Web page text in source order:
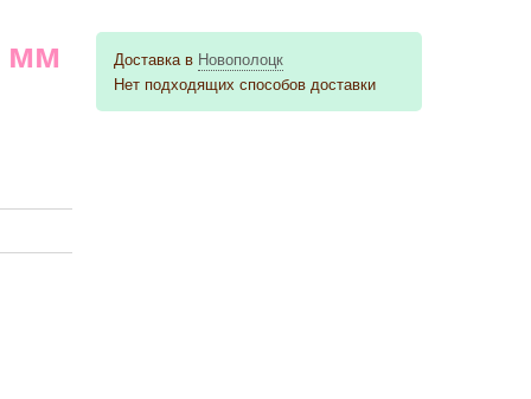
мм Доставка в Новополоцк
Нет подходящих способов доставки